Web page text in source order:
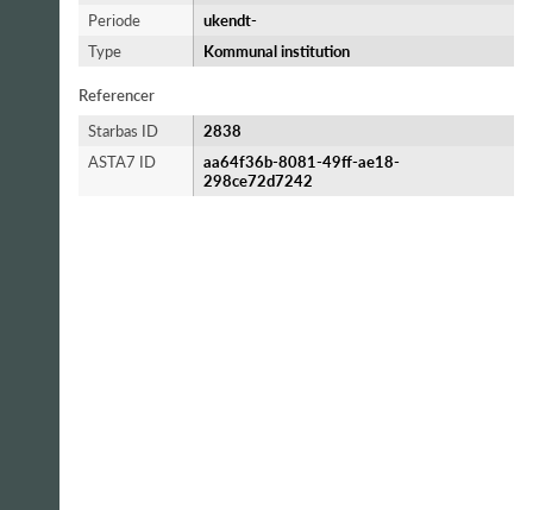
Periode
ukendt-​
Type
Kommunal institution
Referencer
Starbas ID
2838
ASTA7 ID
aa64f36b-8081-49ff-ae18-
298ce72d7242